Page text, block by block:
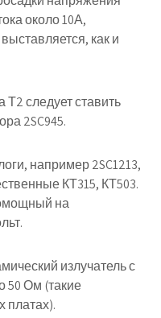
около 10А,
как и
Т2следует ставить
2SC945.
например 2SC1213,
КТ315, КТ503.
на
излучатель с
50 Ом (такие
платах).